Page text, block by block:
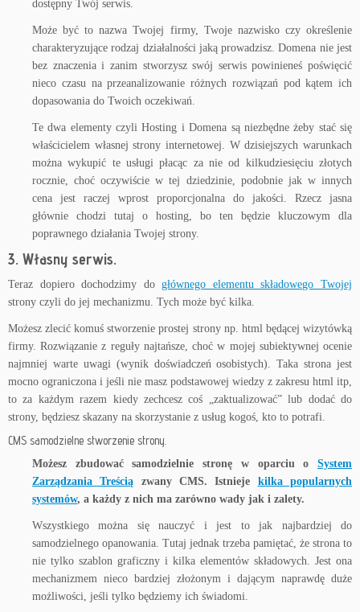
dostępny Twój serwis.
Może być to nazwa Twojej firmy, Twoje nazwisko czy określenie
charakteryzujące rodzaj działalności jaką prowadzisz. Domena nie jest
bez znaczenia i zanim stworzysz swój serwis powinieneś poświęcić
nieco czasu na przeanalizowanie różnych rozwiązań pod kątem ich
dopasowania do Twoich oczekiwań.
Te dwa elementy czyli Hosting i Domena są niezbędne żeby stać się
właścicielem własnej strony internetowej. W dzisiejszych warunkach
można wykupić te usługi płacąc za nie od kilkudziesięciu złotych
rocznie, choć oczywiście w tej dziedzinie, podobnie jak w innych
cena jest raczej wprost proporcjonalna do jakości. Rzecz jasna
głównie chodzi tutaj o hosting, bo ten będzie kluczowym dla
poprawnego działania Twojej strony.
3. Własny serwis.
Teraz dopiero dochodzimy dogłównego elementu składowego Twojej
strony czyli do jej mechanizmu. Tych może być kilka.
Możesz zlecić komuś stworzenie prostej strony np. html będącej wizytówką
firmy. Rozwiązanie z reguły najtańsze, choć w mojej subiektywnej ocenie
najmniej warte uwagi (wynik doświadczeń osobistych). Taka strona jest
mocno ograniczona i jeśli nie masz podstawowej wiedzy z zakresu html itp,
to za każdym razem kiedy zechcesz coś „zaktualizować” lub dodać do
strony, będziesz skazany na skorzystanie z usług kogoś, kto to potrafi.
CMS samodzielne stworzenie strony.
Możesz zbudować samodzielnie stronę w oparciu o System
Zarządzania Treścią zwany CMS. Istnieje kilka popularnych
systemów, a każdy z nich ma zarówno wady jak i zalety.
Wszystkiego można się nauczyć i jest to jak najbardziej do
samodzielnego opanowania. Tutaj jednak trzeba pamiętać, że strona to
nie tylko szablon graficzny i kilka elementów składowych. Jest ona
mechanizmem nieco bardziej złożonym i dającym naprawdę duże
możliwości, jeśli tylko będziemy ich świadomi.